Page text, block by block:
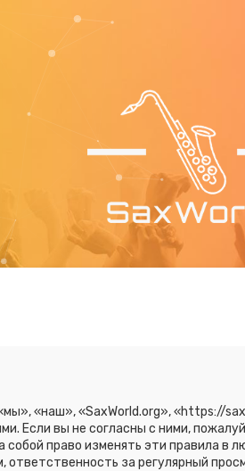
«наш», «SaxWorld.org», «https://
Если вы не согласны с ними,
право изменять эти правила в
за регулярный